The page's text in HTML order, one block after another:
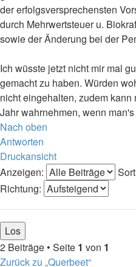
der erfolgsversprechensten
durch Mehrwertsteuer u.
sowie der Änderung bei der
Ich wüsste jetzt nicht mir mal
gemacht zu haben. Würden
nicht eingehalten, zudem
Jahr wahrnehmen, wenn
Nach oben
Antworten
Druckansicht
Anzeigen:
Richtung:
2 Beiträge • Seite 1 von 1
Zurück zu „Querbeet“